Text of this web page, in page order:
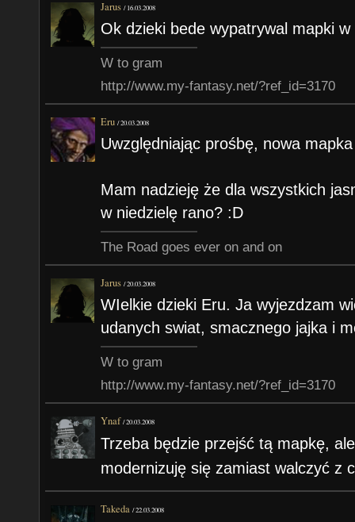
Jarus /16.03.2008
Ok dzieki bede wypatrywal mapki
W to gram
http://www.my-fantasy.net/?ref_id=3170
Eru /20.03.2008
Uwzględniając prośbę, nowa
Mam nadzieję że dla wszystkich
w niedzielę rano? :D
The Road goes ever on and on
Jarus /20.03.2008
WIelkie dzieki Eru. Ja wyjezdzam
udanych swiat, smacznego jajka i
W to gram
http://www.my-fantasy.net/?ref_id=3170
Ynaf /20.03.2008
Trzeba będzie przejść tą mapkę,
modernizuję się zamiast walczyć z
Takeda /22.03.2008